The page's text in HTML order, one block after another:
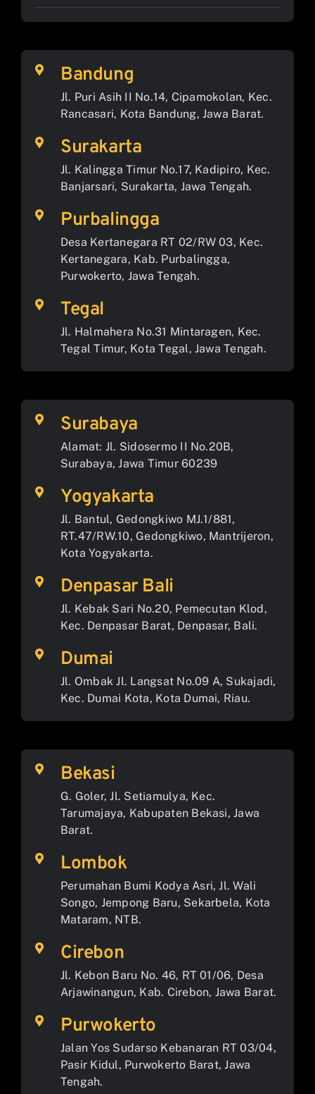
Bandung
Jl. Puri Asih II No.14, Cipamokolan, Kec.
Rancasari, Kota Bandung, Jawa Barat.
Surakarta
Jl. Kalingga Timur No.17, Kadipiro, Kec.
Banjarsari, Surakarta, Jawa Tengah.
Purbalingga
Desa Kertanegara RT 02/RW 03, Kec.
Kertanegara, Kab. Purbalingga,
Purwokerto, Jawa Tengah.
Tegal
Jl. Halmahera No.31 Mintaragen, Kec.
Tegal Timur, Kota Tegal, Jawa Tengah.
Surabaya
Alamat: Jl. Sidosermo II No.20B,
Surabaya, Jawa Timur 60239
Yogyakarta
Jl. Bantul, Gedongkiwo MJ.1/881,
RT.47/RW.10, Gedongkiwo, Mantrijeron,
Kota Yogyakarta.
Denpasar Bali
Jl. Kebak Sari No.20, Pemecutan Klod,
Kec. Denpasar Barat, Denpasar, Bali.
Dumai
Jl. Ombak Jl. Langsat No.09 A, Sukajadi,
Kec. Dumai Kota, Kota Dumai, Riau.
Bekasi
G. Goler, Jl. Setiamulya, Kec.
Tarumajaya, Kabupaten Bekasi, Jawa
Barat.
Lombok
Perumahan Bumi Kodya Asri, Jl. Wali
Songo, Jempong Baru, Sekarbela, Kota
Mataram, NTB.
Cirebon
Jl. Kebon Baru No. 46, RT 01/06, Desa
Arjawinangun, Kab. Cirebon, Jawa Barat.
Purwokerto
Jalan Yos Sudarso Kebanaran RT 03/04,
Pasir Kidul, Purwokerto Barat, Jawa
Tengah.